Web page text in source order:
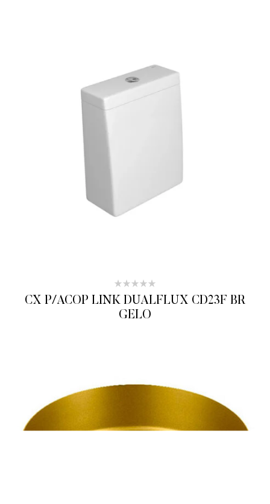
CX P/ACOP LINK DUALFLUX CD23F BR
GELO